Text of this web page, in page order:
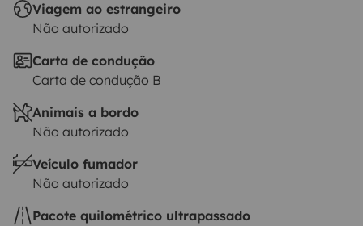
Viagem ao estrangeiro
Não autorizado
Carta de condução
Carta de condução B
Animais a bordo
Não autorizado
Veículo fumador
Não autorizado
Pacote quilométrico ultrapassado